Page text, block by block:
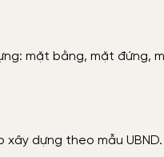
mặt bằng, mặt đứng,
dựng theo mẫu UBND.